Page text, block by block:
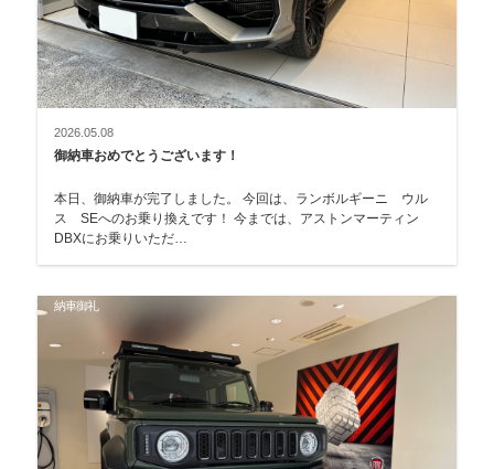
2026.05.08
御納車おめでとうございます！
本日、御納車が完了しました。 今回は、ランボルギーニ ウル
ス SEへのお乗り換えです！ 今までは、アストンマーティン
DBXにお乗りいただ…
納車御礼